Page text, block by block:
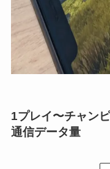
1プレイ〜チャン
通信データ量